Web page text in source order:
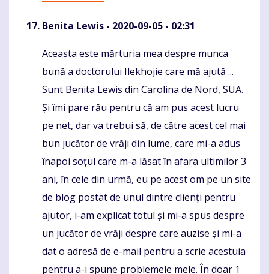
Benita Lewis - 2020-09-05 - 02:31
Komentaras
Aceasta este mărturia mea despre munca
bună a doctorului Ilekhojie care mă ajută ...
Sunt Benita Lewis din Carolina de Nord, SUA.
Și îmi pare rău pentru că am pus acest lucru
pe net, dar va trebui să, de către acest cel mai
bun jucător de vrăji din lume, care mi-a adus
înapoi soțul care m-a lăsat în afara ultimilor 3
ani, în cele din urmă, eu pe acest om pe un site
de blog postat de unul dintre clienți pentru
ajutor, i-am explicat totul și mi-a spus despre
un jucător de vrăji despre care auzise și mi-a
dat o adresă de e-mail pentru a scrie acestuia
pentru a-i spune problemele mele. În doar 1